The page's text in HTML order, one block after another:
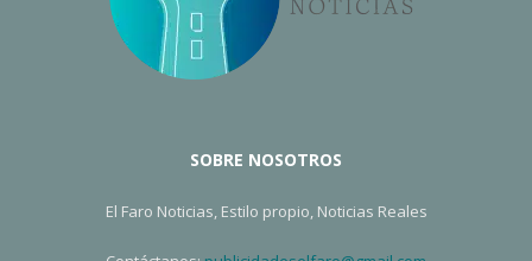
SOBRE NOSOTROS
El Faro Noticias, Estilo propio, Noticias Reales